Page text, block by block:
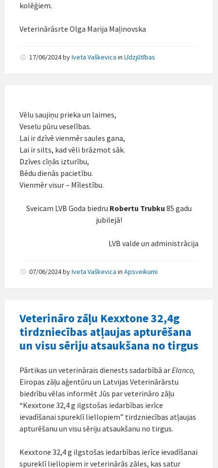
kolēģiem.
Veterinārāsrte Olga Marija Maļinovska
17/06/2024byIveta Vaškevica in Līdzjūtības
Vēlu saujiņu prieka un laimes,
Veselu pūru veselības.
Lai ir dzīvē vienmēr saules gana,
Lai ir silts, kad vēli brāzmot sāk.
Dzīves cīņās izturību,
Bēdu dienās pacietību.
Vienmēr visur – Mīlestību.
Sveicam LVB Goda biedru Robertu Trubku 85 gadu
jubilejā!
LVB valde un administrācija
07/06/2024byIveta Vaškevica in Apsveikumi
Veterināro zāļu Kexxtone 32,4g
tirdzniecības atļaujas apturēšana
un visu sēriju atsaukšana no tirgus
Pārtikas un veterinārais dienests sadarbībā arElanco,
Eiropas zāļu aģentūru un Latvijas Veterinārārstu
biedrību vēlas informēt Jūs par veterināro zāļu
“Kexxtone 32,4 g ilgstošas iedarbības ierīce
ievadīšanai spureklī liellopiem” tirdzniecības atļaujas
apturēšanu un visu sēriju atsaukšanu no tirgus.
Kexxtone 32,4 g ilgstošas iedarbības ierīce ievadīšanai
spureklī liellopiem ir veterinārās zāles, kas satur